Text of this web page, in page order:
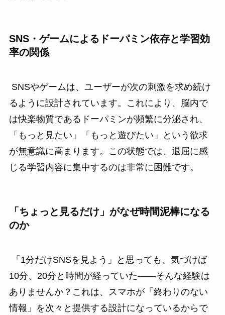
SNS・ゲームによるドーパミン依存と学習効
率の関係
SNSやゲームは、ユーザーが次の刺激を求め続け
るように設計されています。これにより、脳内で
は快楽物質であるドーパミンが頻繁に分泌され、
「もっと見たい」「もっと遊びたい」という欲求
が無意識に高まります。この状態では、退屈に感
じる学習内容に集中するのは非常に困難です。
「ちょっと見るだけ」がなぜ時間泥棒になる
のか
「1分だけSNSを見よう」と思っても、気づけば
10分、20分と時間が経っていた――そんな経験は
ありませんか？これは、スマホが「終わりのない
情報」を次々と提供する設計になっているからで